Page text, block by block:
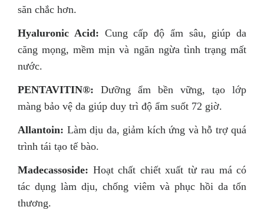
săn chắc hơn.
Hyaluronic Acid: Cung cấp độ ẩm sâu, giúp da
căng mọng, mềm mịn và ngăn ngừa tình trạng mất
nước.
PENTAVITIN®: Dưỡng ẩm bền vững, tạo lớp
màng bảo vệ da giúp duy trì độ ẩm suốt 72 giờ.
Allantoin: Làm dịu da, giảm kích ứng và hỗ trợ quá
trình tái tạo tế bào.
Madecassoside: Hoạt chất chiết xuất từ rau má có
tác dụng làm dịu, chống viêm và phục hồi da tổn
thương.